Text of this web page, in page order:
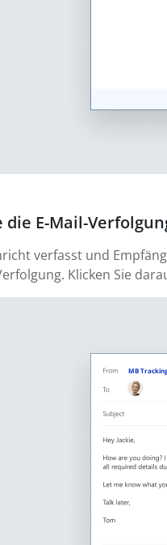
E-Mail-
verfasst und
Klicken Sie
MB